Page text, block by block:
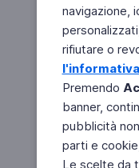
navigazione,
rifiutare o
Premendo
banner,
pubblicità
parti e
Le scelte da